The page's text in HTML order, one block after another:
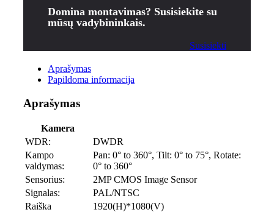
Domina montavimas? Susisiekite su
mūsų vadybininkais.
Susisiekti
Aprašymas
Papildoma informacija
Aprašymas
Kamera
WDR:
DWDR
Kampo
valdymas:
Pan: 0° to 360°, Tilt: 0° to 75°, Rotate:
0° to 360°
Sensorius:
2MP CMOS Image Sensor
Signalas:
PAL/NTSC
Raiška
1920(H)*1080(V)